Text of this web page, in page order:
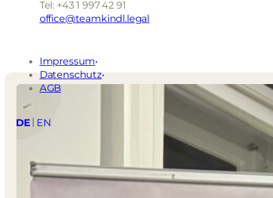
DE EN
Tel: +43 1 997 42 91
office@teamkindl.legal
Impressum
Datenschutz
AGB